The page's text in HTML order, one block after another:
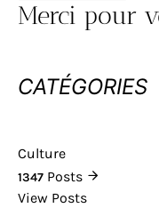
Merci pour
CATÉGORIES
Culture
1347 Posts
View Posts